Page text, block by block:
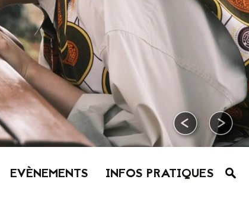
EVÈNEMENTS INFOS PRATIQUES